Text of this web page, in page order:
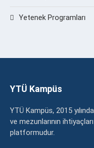
Yetenek Programları
YTÜ Kampüs
YTÜ Kampüs, 2015
ve mezunlarının
platformudur.